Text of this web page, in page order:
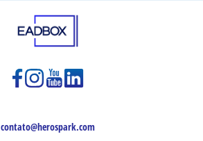
contato@herospark.com